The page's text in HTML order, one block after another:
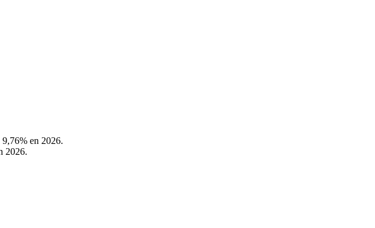
9,76% en 2026.
2026.